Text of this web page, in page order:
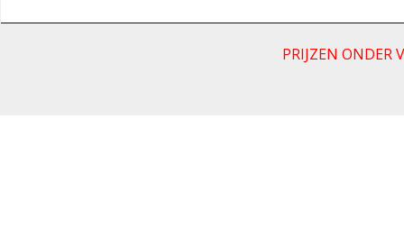
PRIJZEN ONDER